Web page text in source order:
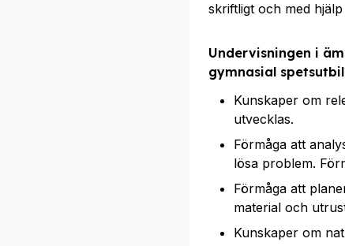
skriftligt och med
Undervisningen i
gymnasial
Kunskaper om
utvecklas.
Förmåga att
lösa problem.
Förmåga att
material och
Kunskaper om